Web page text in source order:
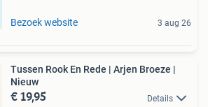
Bezoek website 3 aug 26
Tussen Rook En Rede | Arjen Broeze |
Nieuw
€ 19,95 Details